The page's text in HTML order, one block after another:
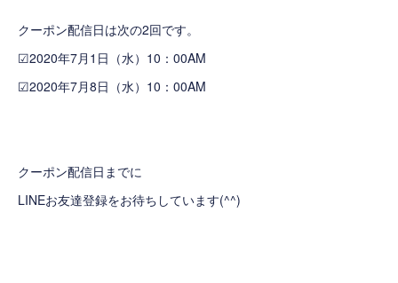
クーポン配信日は次の2回です。
☑2020年7月1日（水）10：00AM
☑2020年7月8日（水）10：00AM
クーポン配信日までに
LINEお友達登録をお待ちしています(^^)